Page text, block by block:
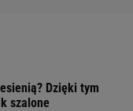
Dzięki tym
szalone